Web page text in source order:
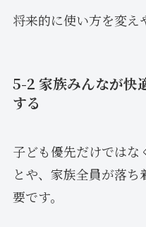
将来的に使い方を変え
5-2 家族みんなが快
する
子ども優先だけではな
とや、家族全員が落
要です。